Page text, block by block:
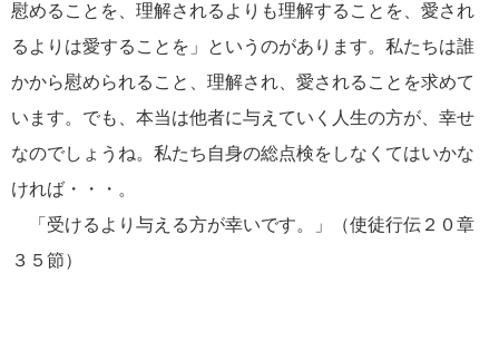
慰めることを、理解されるよりも理解することを、愛され
るよりは愛することを」というのがあります。私たちは誰
かから慰められること、理解され、愛されることを求めて
います。でも、本当は他者に与えていく人生の方が、幸せ
なのでしょうね。私たち自身の総点検をしなくてはいかな
ければ・・・。
「受けるより与える方が幸いです。」（使徒行伝２０章
３５節）